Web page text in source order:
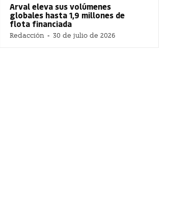
Arval eleva sus volúmenes
globales hasta 1,9 millones de
flota financiada
Redacción - 30 de julio de 2026